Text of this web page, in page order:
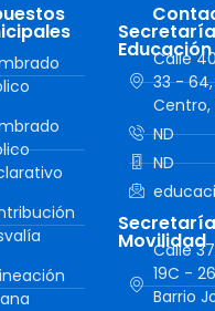
Educación
Calle
33 -
Centro,
ND
ND
Movilidad
Calle
19C - 26
Barrio